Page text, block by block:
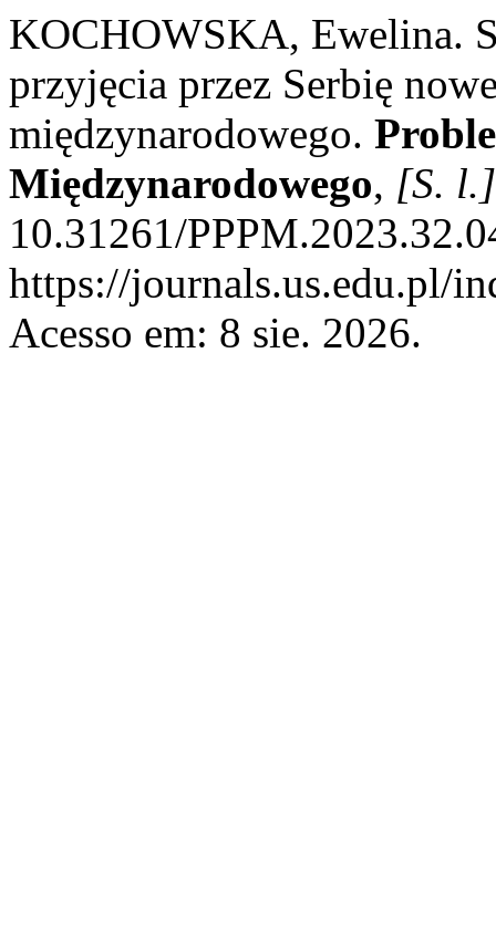
KOCHOWSKA, Ewelina.
przyjęcia przez Serbię
międzynarodowego.
Międzynarodowego, [S. l.]
10.31261/
https://journals.us.edu.pl/
Acesso em: 8 sie. 2026.